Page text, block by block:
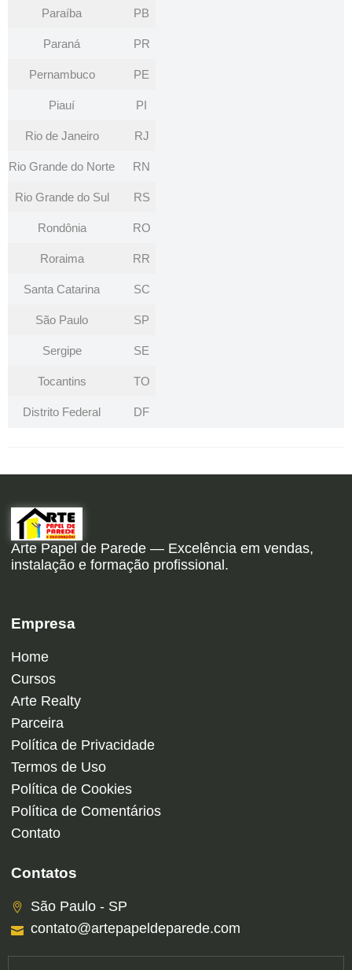
Paraíba PB
Paraná PR
Pernambuco PE
Piauí PI
Rio de Janeiro RJ
Rio Grande do Norte RN
Rio Grande do Sul RS
Rondônia RO
Roraima RR
Santa Catarina SC
São Paulo SP
Sergipe SE
Tocantins TO
Distrito Federal DF
Arte Papel de Parede — Excelência em vendas,
instalação e formação profissional.
Empresa
Home
Cursos
Arte Realty
Parceira
Política de Privacidade
Termos de Uso
Política de Cookies
Política de Comentários
Contato
Contatos
São Paulo - SP
contato@artepapeldeparede.com